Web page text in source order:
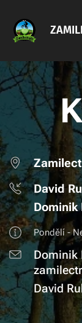
David
Dominik
Pondělí -
Dominik
David